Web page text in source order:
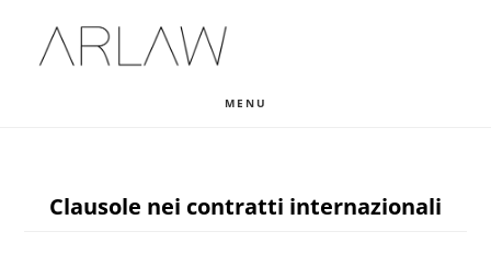
MENU
Clausole nei contratti internazionali